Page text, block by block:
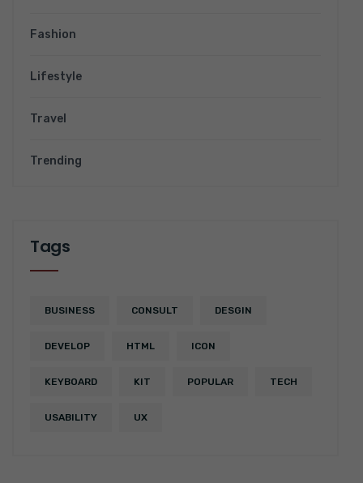
Fashion
Lifestyle
Travel
Trending
Tags
BUSINESS CONSULT DESGIN
DEVELOP HTML ICON
KEYBOARD KIT POPULAR TECH
USABILITY UX